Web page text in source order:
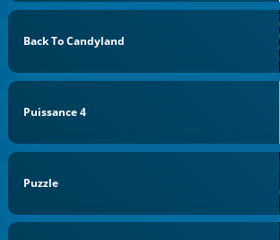
Back To Candyland
Puissance 4
Puzzle